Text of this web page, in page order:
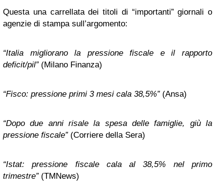
Questa una carrellata dei titoli di “importanti” giornali o
agenzie di stampa sull’argomento:
“Italia migliorano la pressione fiscale e il rapporto
deficit/pil”(Milano Finanza)
“Fisco: pressione primi 3 mesi cala 38,5%”(Ansa)
“Dopo due anni risale la spesa delle famiglie, giù la
pressione fiscale”(Corriere della Sera)
“Istat: pressione fiscale cala al 38,5% nel primo
trimestre”(TMNews)